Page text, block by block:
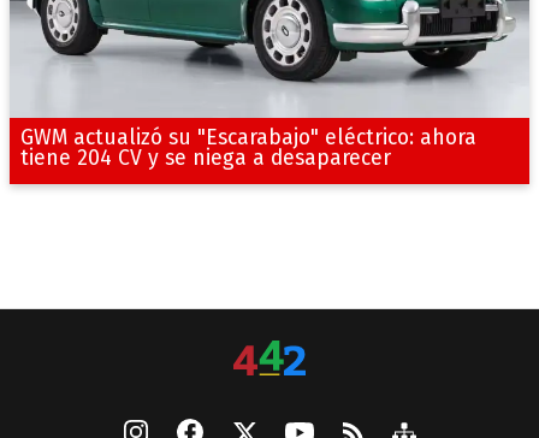
GWM actualizó su "Escarabajo" eléctrico: ahora
tiene 204 CV y se niega a desaparecer